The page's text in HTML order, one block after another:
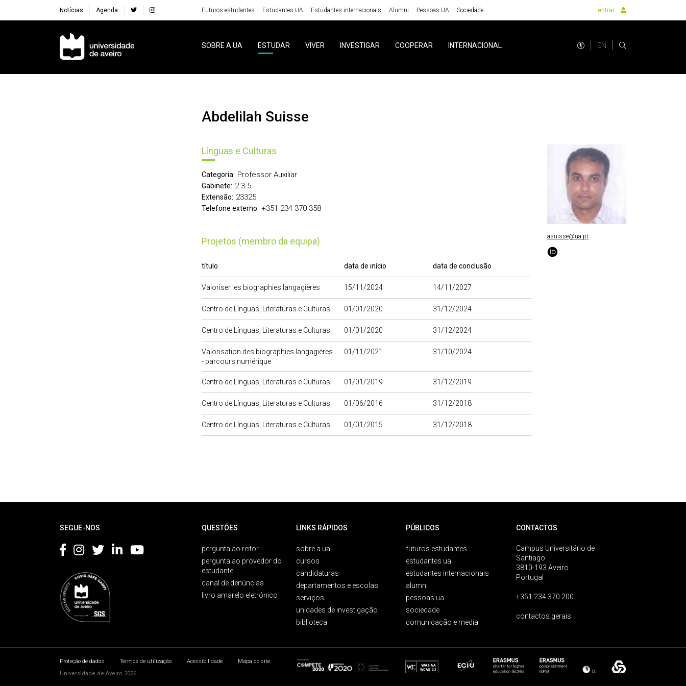
Notícias Agenda Futuros estudantes Estudantes UA Estudantes internacionais Alumni Pessoas UA Sociedade entrar
Navegação Principal
SOBRE A UA ESTUDAR VIVER INVESTIGAR COOPERAR INTERNACIONAL EN
Abdelilah Suisse
Línguas e Culturas
Categoria: Professor Auxiliar
Gabinete: 2.3.5
Extensão: 23325
Telefone externo: +351 234 370 358
Projetos (membro da equipa)
título data de início data de conclusão
Valoriser les biographies langagières 15/11/2024 14/11/2027
Centro de Línguas, Literaturas e Culturas 01/01/2020 31/12/2024
Centro de Línguas, Literaturas e Culturas 01/01/2020 31/12/2024
Valorisation des biographies langagières
- parcours numérique
01/11/2021 31/10/2024
Centro de Línguas, Literaturas e Culturas 01/01/2019 31/12/2019
Centro de Línguas, Literaturas e Culturas 01/06/2016 31/12/2018
Centro de Línguas, Literaturas e Culturas 01/01/2015 31/12/2018
asuisse@ua.pt
SEGUE-NOS QUESTÕES
pergunta ao reitor
pergunta ao provedor do
estudante
canal de denúncias
livro amarelo eletrónico
LINKS RÁPIDOS
sobre a ua
cursos
candidaturas
departamentos e escolas
serviços
unidades de investigação
biblioteca
PÚBLICOS
futuros estudantes
estudantes ua
estudantes internacionais
alumni
pessoas ua
sociedade
comunicação e media
CONTACTOS
Campus Universitário de
Santiago
3810-193 Aveiro
Portugal
+351 234 370 200
contactos gerais
Proteção de dados Termos de utilização Acessibilidade
Mapa do site
Universidade de Aveiro 2026